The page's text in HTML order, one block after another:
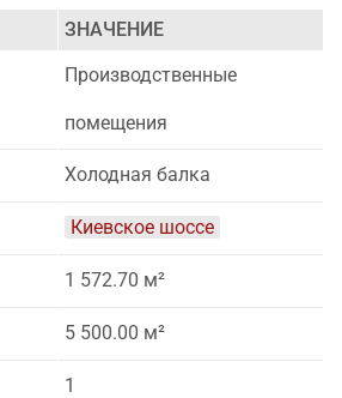
ЗНАЧЕНИЕ
Производственные
помещения
Холодная балка
Киевское шоссе
1 572.70 м²
5 500.00 м²
1